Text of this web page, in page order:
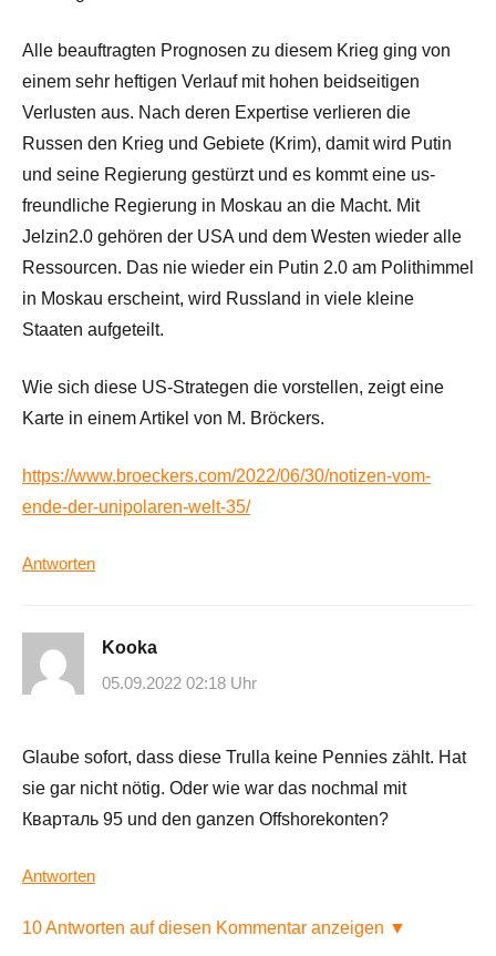
Alle beauftragten Prognosen zu diesem Krieg ging von
einem sehr heftigen Verlauf mit hohen beidseitigen
Verlusten aus. Nach deren Expertise verlieren die
Russen den Krieg und Gebiete (Krim), damit wird Putin
und seine Regierung gestürzt und es kommt eine us-
freundliche Regierung in Moskau an die Macht. Mit
Jelzin2.0 gehören der USA und dem Westen wieder alle
Ressourcen. Das nie wieder ein Putin 2.0 am Polithimmel
in Moskau erscheint, wird Russland in viele kleine
Staaten aufgeteilt.
Wie sich diese US-Strategen die vorstellen, zeigt eine
Karte in einem Artikel von M. Bröckers.
https://www.broeckers.com/2022/06/30/notizen-vom-
ende-der-unipolaren-welt-35/
Antworten
Kooka
05.09.2022 02:18 Uhr
Glaube sofort, dass diese Trulla keine Pennies zählt. Hat
sie gar nicht nötig. Oder wie war das nochmal mit
Кварталь 95 und den ganzen Offshorekonten?
Antworten
10 Antworten auf diesen Kommentar anzeigen ▼